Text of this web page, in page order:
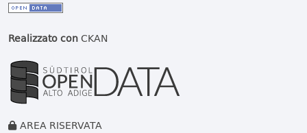
Realizzato conCKAN
AREA RISERVATA